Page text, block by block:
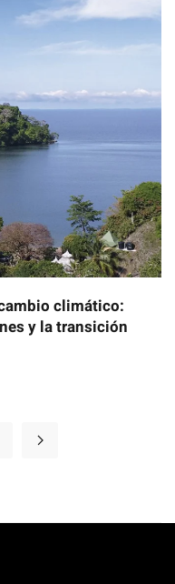
climático:
y la transición